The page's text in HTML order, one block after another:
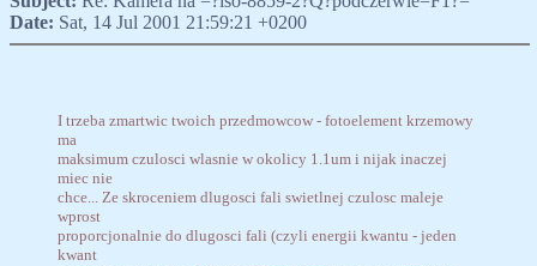
Date: Sat, 14 Jul 2001 21:59:21 +0200
I trzeba zmartwic twoich przedmowcow - fotoelement krzemowy
ma
maksimum czulosci wlasnie w okolicy 1.1um i nijak inaczej
miec nie
chce... Ze skroceniem dlugosci fali swietlnej czulosc maleje
wprost
proporcjonalnie do dlugosci fali (czyli energii kwantu - jeden
kwant